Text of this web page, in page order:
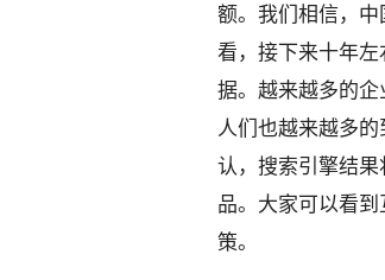
额。我们相信，
看，接下来十年
据。越来越多的企
人们也越来越多
认，搜索引擎结
品。大家可以看
策。